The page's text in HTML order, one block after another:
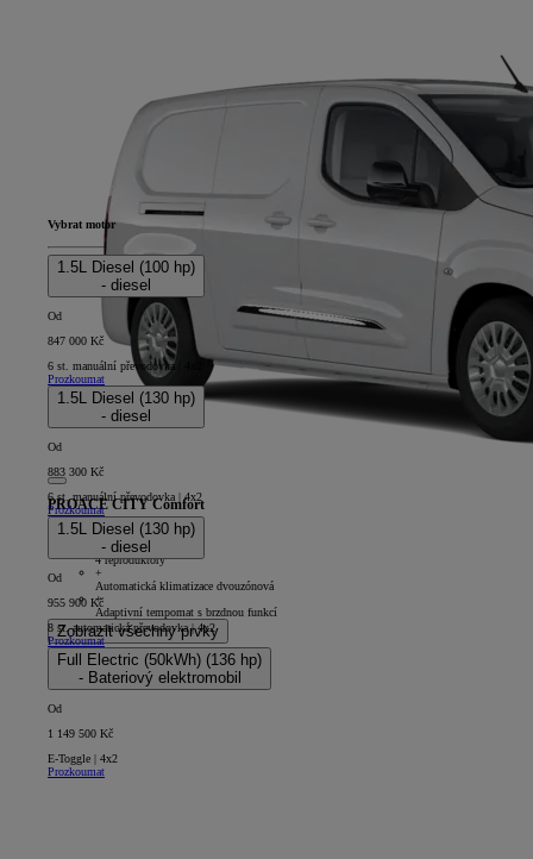
PROACE CITY Comfort
5D - Panel Van Long
+
4 reproduktory
+
Automatická klimatizace dvouzónová
+
Adaptivní tempomat s brzdnou funkcí
Zobrazit všechny prvky
Vybrat motor
1.5L Diesel (100 hp)
- diesel
Od
847 000 Kč
6 st. manuální převodovka | 4x2
Prozkoumat
1.5L Diesel (130 hp)
- diesel
Od
883 300 Kč
6 st. manuální převodovka | 4x2
Prozkoumat
1.5L Diesel (130 hp)
- diesel
Od
955 900 Kč
8 st. automatická převodovka | 4x2
Prozkoumat
Full Electric (50kWh) (136 hp)
- Bateriový elektromobil
Od
1 149 500 Kč
E-Toggle | 4x2
Prozkoumat